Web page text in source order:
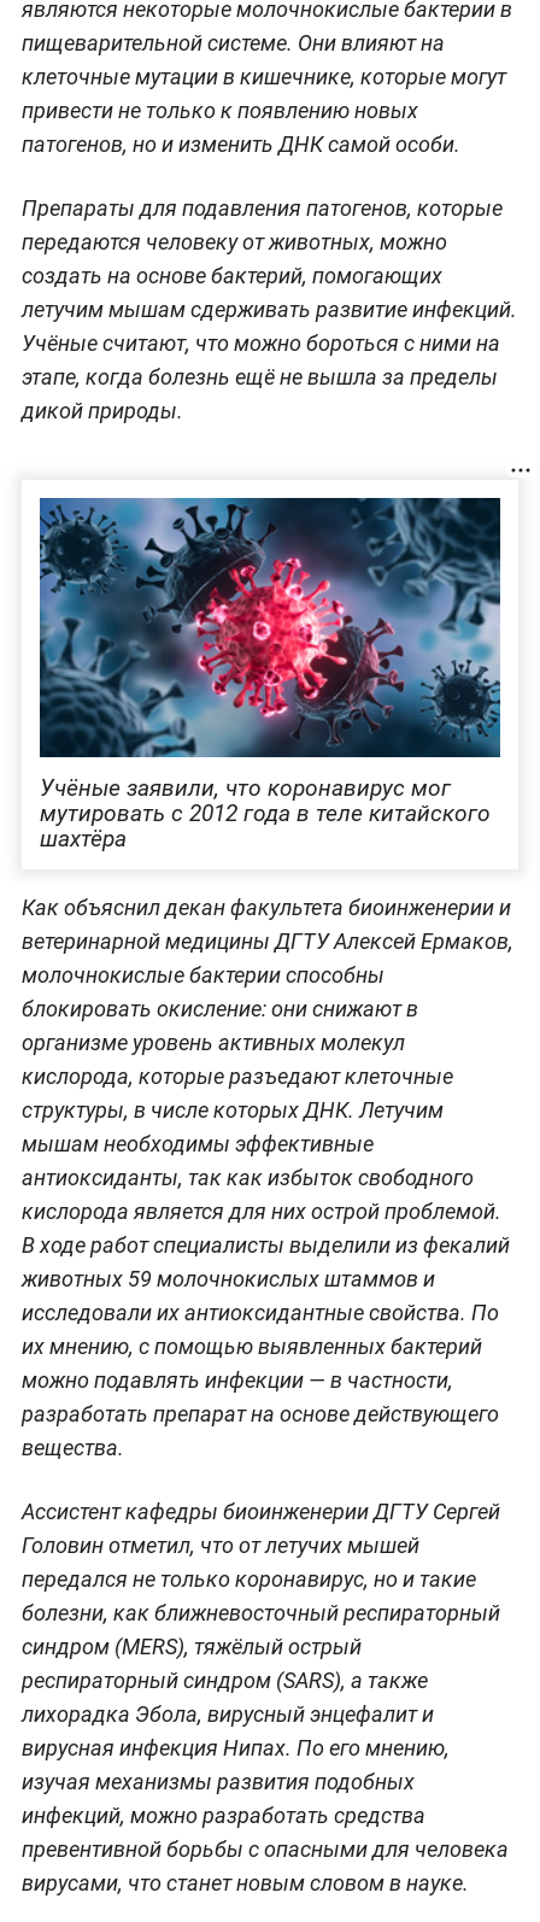
являются некоторые молочнокислые бактерии в
пищеварительной системе. Они влияют на
клеточные мутации в кишечнике, которые могут
привести не только к появлению новых
патогенов, но и изменить ДНК самой особи.
Препараты для подавления патогенов, которые
передаются человеку от животных, можно
создать на основе бактерий, помогающих
летучим мышам сдерживать развитие инфекций.
Учёные считают, что можно бороться с ними на
этапе, когда болезнь ещё не вышла за пределы
дикой природы.
Учёные заявили, что коронавирус мог
мутировать с 2012 года в теле китайского
шахтёра
Как объяснил декан факультета биоинженерии и
ветеринарной медицины ДГТУ Алексей Ермаков,
молочнокислые бактерии способны
блокировать окисление: они снижают в
организме уровень активных молекул
кислорода, которые разъедают клеточные
структуры, в числе которых ДНК. Летучим
мышам необходимы эффективные
антиоксиданты, так как избыток свободного
кислорода является для них острой проблемой.
В ходе работ специалисты выделили из фекалий
животных 59 молочнокислых штаммов и
исследовали их антиоксидантные свойства. По
их мнению, с помощью выявленных бактерий
можно подавлять инфекции — в частности,
разработать препарат на основе действующего
вещества.
Ассистент кафедры биоинженерии ДГТУ Сергей
Головин отметил, что от летучих мышей
передался не только коронавирус, но и такие
болезни, как ближневосточный респираторный
синдром (MERS), тяжёлый острый
респираторный синдром (SARS), а также
лихорадка Эбола, вирусный энцефалит и
вирусная инфекция Нипах. По его мнению,
изучая механизмы развития подобных
инфекций, можно разработать средства
превентивной борьбы с опасными для человека
вирусами, что станет новым словом в науке.